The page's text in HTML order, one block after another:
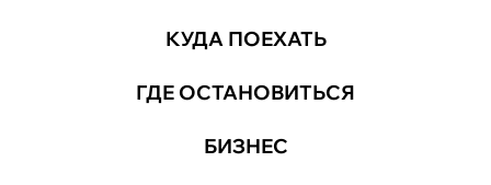
КУДА ПОЕХАТЬ
ГДЕ ОСТАНОВИТЬСЯ
БИЗНЕС